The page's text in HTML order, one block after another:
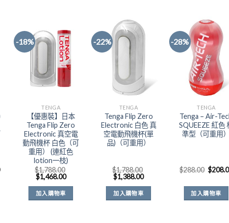
目
-18%
Add to
Wishlist
TENGA
【優惠裝】日本
Tenga Flip Zero
Electronic 真空電
動飛機杯 白色（可
重用） (連紅色
lotion一枝)
$1,788.00
原
始
價
格：
$1,468.00目
格：
加入購物車
-22%
TENGA
Tenga Flip Zero
Electronic 白色 真
空電動飛機杯(單
品)（可重用）
$1,788.00
原
始
價
格：
$1,388.00目
格：
加入購物車
-28%
Add to
TENGA
Tenga – Air-
SQUEEZE 紅色
準型（可重用）
$288.00 原
始
格：
$
加入購物車